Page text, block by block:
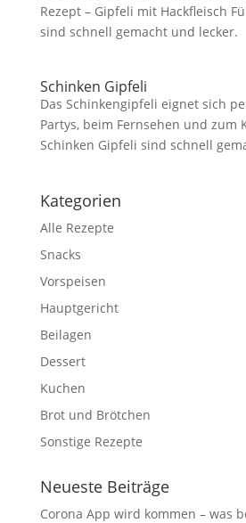
Rezept – Gipfeli mit Hackfleisch
sind schnell gemacht und lecker.
Schinken Gipfeli
Das Schinkengipfeli eignet sich
Partys, beim Fernsehen und zum
Schinken Gipfeli sind schnell
Kategorien
Alle Rezepte
Snacks
Vorspeisen
Hauptgericht
Beilagen
Dessert
Kuchen
Brot und Brötchen
Sonstige Rezepte
Neueste Beiträge
Corona App wird kommen – was